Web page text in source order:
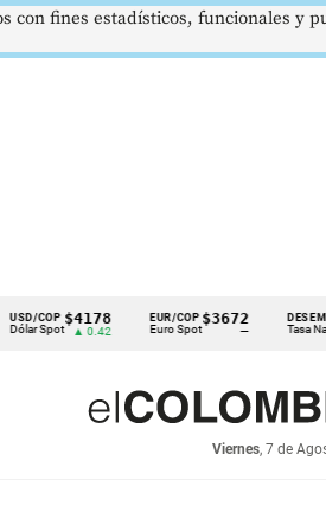
$4178
▲ 0.42
EUR/COP
Euro Spot
$3672
—
DESEMPLEO
Tasa Nacional ▼
Viernes, 7 de
con fines estadísticos, funcionales y